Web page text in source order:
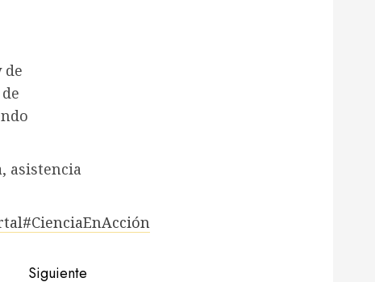
de
asistencia
#CienciaEnAcción
Siguiente